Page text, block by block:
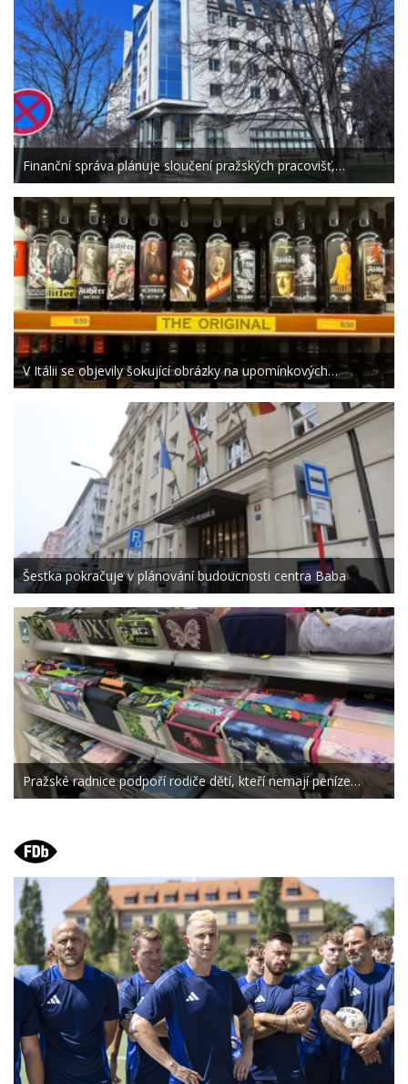
Finanční správa plánuje sloučení pražských pracovišť,…
V Itálii se objevily šokující obrázky na upomínkových…
Šestka pokračuje v plánování budoucnosti centra Baba
Pražské radnice podpoří rodiče dětí, kteří nemají peníze…